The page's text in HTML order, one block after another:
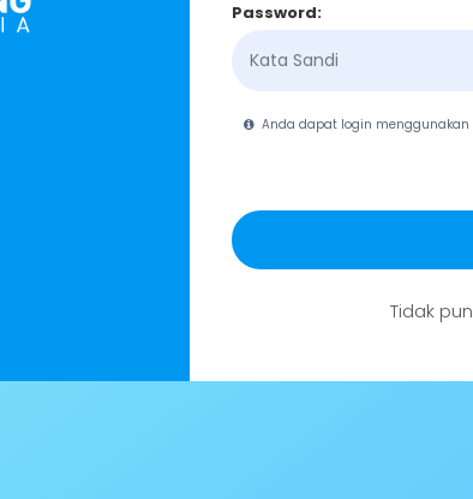
Password:
Anda dapat login
Tidak